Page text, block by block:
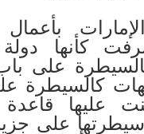
كأنها
على
كالسيطرة
عليها
سيطرتها على